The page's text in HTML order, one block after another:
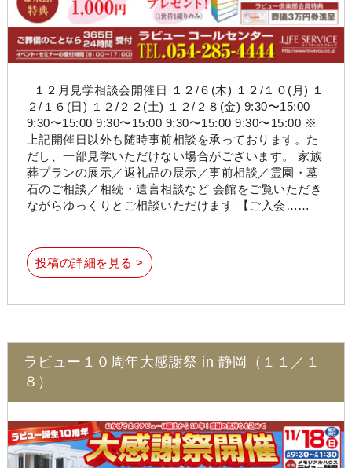
１２月見学相談会開催日 １２/６(木) １２/１０(月) １
２/１６(日) １２/２２(土) １２/２８(金) 9:30〜15:00
9:30〜15:00 9:30〜15:00 9:30〜15:00 9:30〜15:00 ※
上記開催日以外も随時事前相談を承っております。た
だし、一部見学いただけない場合がございます。 家族
葬プランの展示／返礼品の展示／事前相談／霊園・墓
石のご相談／相続・遺言相談など 会館をご覧いただき
ながらゆっくりとご相談いただけます 【ご入会……
投稿の詳細を見る >
ラビュー１０周年大感謝祭 in 静岡（１１／１
８）